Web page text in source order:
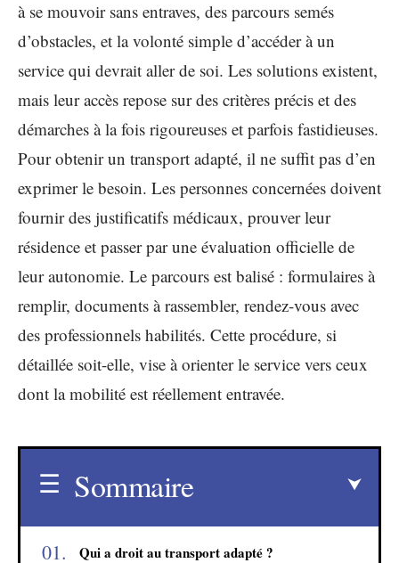
à se mouvoir sans entraves, des parcours semés
d’obstacles, et la volonté simple d’accéder à un
service qui devrait aller de soi. Les solutions existent,
mais leur accès repose sur des critères précis et des
démarches à la fois rigoureuses et parfois fastidieuses.
Pour obtenir un transport adapté, il ne suffit pas d’en
exprimer le besoin. Les personnes concernées doivent
fournir des justificatifs médicaux, prouver leur
résidence et passer par une évaluation officielle de
leur autonomie. Le parcours est balisé : formulaires à
remplir, documents à rassembler, rendez-vous avec
des professionnels habilités. Cette procédure, si
détaillée soit-elle, vise à orienter le service vers ceux
dont la mobilité est réellement entravée.
Sommaire
Qui a droit au transport adapté ?